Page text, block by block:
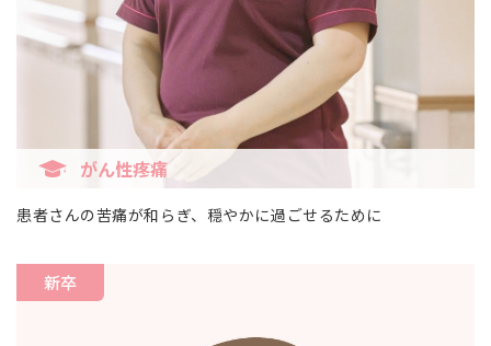
がん性疼痛
患者さんの苦痛が和らぎ、穏やかに過ごせるために
新卒